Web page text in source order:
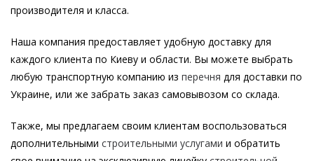
производителя и класса.
Наша компания предоставляет удобную доставку для
каждого клиента по Киеву и области. Вы можете выбрать
любую транспортную компанию из перечня для доставки по
Украине, или же забрать заказ самовывозом со склада.
Также, мы предлагаем своим клиентам воспользоваться
дополнительными строительными услугами и обратить